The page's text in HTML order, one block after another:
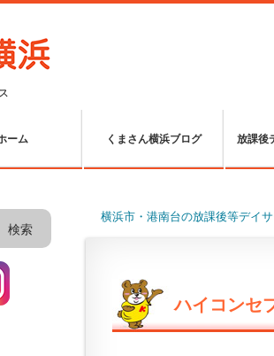
ーム くまさん横浜ブログ 放課後
横浜市・港南台の放課後等デイ
ハイコンセ